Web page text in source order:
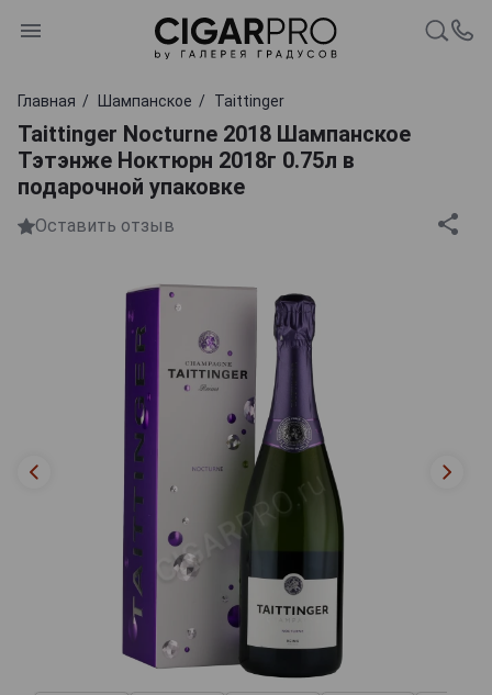
Главная Шампанское Taittinger
Taittinger Nocturne 2018 Шампанское
Тэтэнже Ноктюрн 2018г 0.75л в
подарочной упаковке
Оставить отзыв